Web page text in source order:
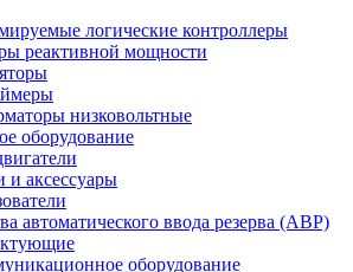
логические контроллеры
реактивной мощности
низковольтные
оборудование
и аксессуары
автоматического ввода резерва (АВР)
оборудование